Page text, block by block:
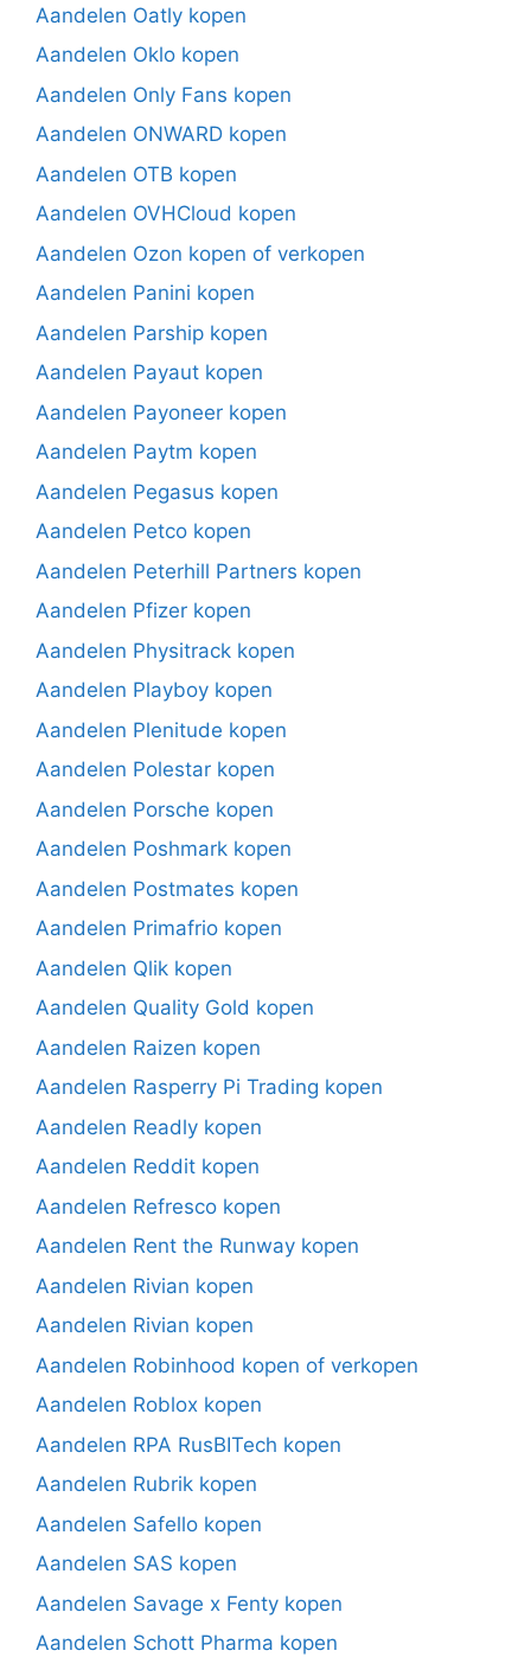
Aandelen Oatly kopen
Aandelen Oklo kopen
Aandelen Only Fans kopen
Aandelen ONWARD kopen
Aandelen OTB kopen
Aandelen OVHCloud kopen
Aandelen Ozon kopen of verkopen
Aandelen Panini kopen
Aandelen Parship kopen
Aandelen Payaut kopen
Aandelen Payoneer kopen
Aandelen Paytm kopen
Aandelen Pegasus kopen
Aandelen Petco kopen
Aandelen Peterhill Partners kopen
Aandelen Pfizer kopen
Aandelen Physitrack kopen
Aandelen Playboy kopen
Aandelen Plenitude kopen
Aandelen Polestar kopen
Aandelen Porsche kopen
Aandelen Poshmark kopen
Aandelen Postmates kopen
Aandelen Primafrio kopen
Aandelen Qlik kopen
Aandelen Quality Gold kopen
Aandelen Raizen kopen
Aandelen Rasperry Pi Trading kopen
Aandelen Readly kopen
Aandelen Reddit kopen
Aandelen Refresco kopen
Aandelen Rent the Runway kopen
Aandelen Rivian kopen
Aandelen Rivian kopen
Aandelen Robinhood kopen of verkopen
Aandelen Roblox kopen
Aandelen RPA RusBITech kopen
Aandelen Rubrik kopen
Aandelen Safello kopen
Aandelen SAS kopen
Aandelen Savage x Fenty kopen
Aandelen Schott Pharma kopen